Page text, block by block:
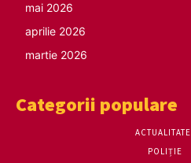
mai 2026
aprilie 2026
martie 2026
Categorii populare
ACTUALITATE
POLIȚIE